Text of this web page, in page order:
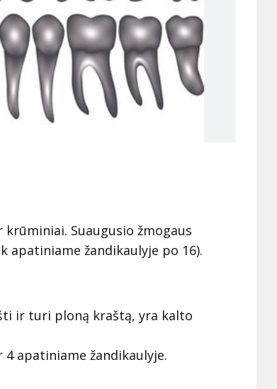
Suaugusio žmogaus
apatiniame žandikaulyje po 16).
ir turi ploną kraštą, yra kalto
apatiniame žandikaulyje.